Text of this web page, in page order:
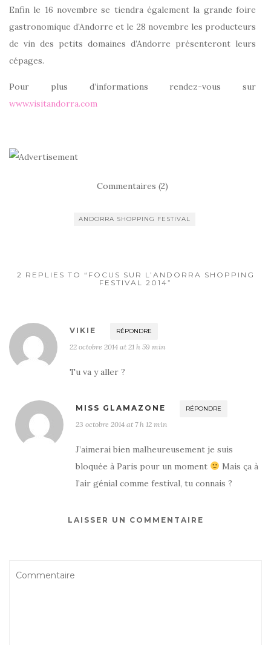
Enfin le 16 novembre se tiendra également la grande foire
gastronomique d’Andorre et le 28 novembre les producteurs
de vin des petits domaines d’Andorre présenteront leurs
cépages.
Pour plus d’informations rendez-vous sur
www.visitandorra.com
Commentaires (2)
ANDORRA SHOPPING FESTIVAL
2 REPLIES TO “FOCUS SUR L’ANDORRA SHOPPING
FESTIVAL 2014”
VIKIE RÉPONDRE
22 octobre 2014 at 21 h 59 min
Tu va y aller ?
MISS GLAMAZONE RÉPONDRE
23 octobre 2014 at 7 h 12 min
J’aimerai bien malheureusement je suis
bloquée à Paris pour un moment
Mais ça à
l’air génial comme festival, tu connais ?
LAISSER UN COMMENTAIRE